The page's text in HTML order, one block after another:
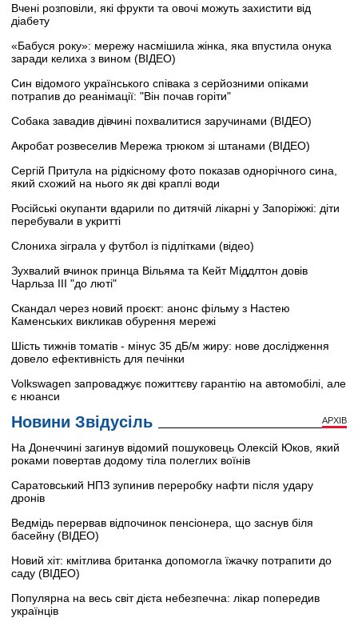
Вчені розповіли, які фрукти та овочі можуть захистити від
діабету
«Бабуся року»: мережу насмішила жінка, яка впустила онука
заради келиха з вином (ВІДЕО)
Син відомого українського співака з серйозними опіками
потрапив до реанімації: "Він почав горіти"
Собака завадив дівчині похвалитися заручинами (ВІДЕО)
Акробат розвеселив Мережа трюком зі штанами (ВІДЕО)
Сергій Притула на рідкісному фото показав однорічного сина,
який схожий на нього як дві краплі води
Російські окупанти вдарили по дитячій лікарні у Запоріжжі: діти
перебували в укритті
Слониха зіграла у футбол із підлітками (відео)
Зухвалий вчинок принца Вільяма та Кейт Міддлтон довів
Чарльза III "до люті"
Скандал через новий проєкт: анонс фільму з Настею
Каменських викликав обурення мережі
Шість тижнів томатів - мінус 35 дБ/м жиру: нове дослідження
довело ефективність для печінки
Volkswagen запроваджує пожиттєву гарантію на автомобілі, але
є нюанси
Новини Звідусіль АРХІВ
На Донеччині загинув відомий пошуковець Олексій Юков, який
роками повертав додому тіла полеглих воїнів
Саратовський НПЗ зупинив переробку нафти після удару
дронів
Ведмідь перервав відпочинок пенсіонера, що заснув біля
басейну (ВІДЕО)
Новий хіт: кмітлива британка допомогла їжачку потрапити до
саду (ВІДЕО)
Популярна на весь світ дієта небезпечна: лікар попередив
українців